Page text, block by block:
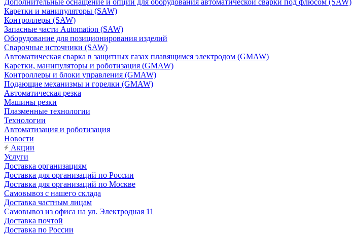
Дополнительные оснащение и опции для оборудования автоматической сварки под флюсом (SAW)
Каретки и манипуляторы (SAW)
Контроллеры (SAW)
Запасные части Automation (SAW)
Оборудование для позиционирования изделий
Сварочные источники (SAW)
Автоматическая сварка в защитных газах плавящимся электродом (GMAW)
Каретки, манипуляторы и роботизация (GMAW)
Контроллеры и блоки управления (GMAW)
Подающие механизмы и горелки (GMAW)
Автоматическая резка
Машины резки
Плазменные технологии
Технологии
Автоматизация и роботизация
Новости
Акции
Услуги
Доставка организациям
Доставка для организаций по России
Доставка для организаций по Москве
Самовывоз с нашего склада
Доставка частным лицам
Самовывоз из офиса на ул. Электродная 11
Доставка почтой
Доставка по России